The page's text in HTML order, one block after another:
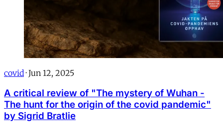
covid · Jun 12, 2025
A critical review of "The mystery of Wuhan -
The hunt for the origin of the covid pandemic"
by Sigrid Bratlie